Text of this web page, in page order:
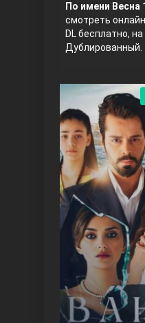
Ветреный
По имени Весна
смотреть онлайн
DL бесплатно,
Дублированный.